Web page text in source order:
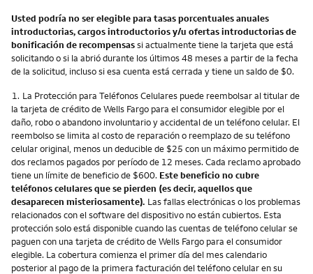
Usted podría no ser elegible para tasas porcentuales anuales
introductorias, cargos introductorios y/u ofertas introductorias de
bonificación de recompensassi actualmente tiene la tarjeta que está
solicitando o si la abrió durante los últimos 48 meses a partir de la fecha
de la solicitud, incluso si esa cuenta está cerrada y tiene un saldo de $0.
Nota
1. La Protección para Teléfonos Celulares puede reembolsar al titular de
la tarjeta de crédito de Wells Fargo para el consumidor elegible por el
daño, robo o abandono involuntario y accidental de un teléfono celular. El
reembolso se limita al costo de reparación o reemplazo de su teléfono
celular original, menos un deducible de $25 con un máximo permitido de
dos reclamos pagados por período de 12 meses. Cada reclamo aprobado
tiene un límite de beneficio de $600. Este beneficio no cubre
teléfonos celulares que se pierden (es decir, aquellos que
desaparecen misteriosamente). Las fallas electrónicas o los problemas
relacionados con el software del dispositivo no están cubiertos. Esta
protección solo está disponible cuando las cuentas de teléfono celular se
paguen con una tarjeta de crédito de Wells Fargo para el consumidor
elegible. La cobertura comienza el primer día del mes calendario
posterior al pago de la primera facturación del teléfono celular en su